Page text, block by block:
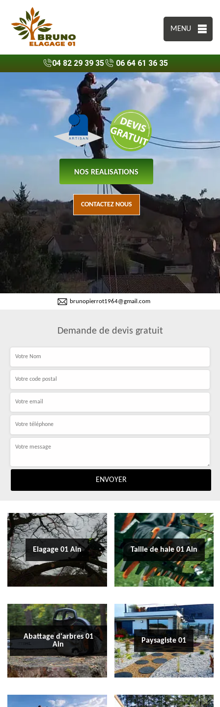
MENU
04 82 29 39 35 06 64 61 36 35
NOS REALISATIONS
CONTACTEZ NOUS
brunopierrot1964@gmail.com
Demande de devis gratuit
Elagage 01 Ain Taille de haie 01 Ain
Abattage d'arbres 01
Ain
Paysagiste 01